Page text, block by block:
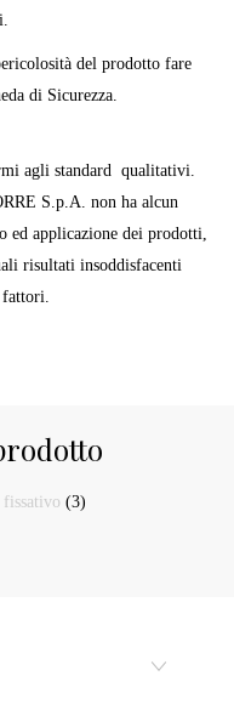
del prodotto fare
di Sicurezza.
agli standard qualitativi.
S.p.A. non ha alcun
ed applicazione dei prodotti,
risultati insoddisfacenti
fattori.
fissativo (3)